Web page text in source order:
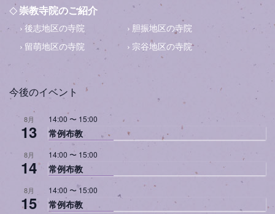
崇教寺院のご紹介
後志地区の寺院
胆振地区の寺院
留萌地区の寺院
宗谷地区の寺院
今後のイベント
8月
13
14:00 〜 15:00
常例布教
8月
14
14:00 〜 15:00
常例布教
8月
15
14:00 〜15:00
常例布教